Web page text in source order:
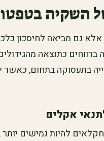
השקיה
גם מביאה לחיסכון
ברווחים כתוצאה
בתעסוקה בתחום,
אקלים
להיות גמישים